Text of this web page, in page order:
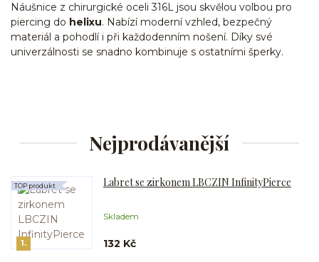
Náušnice z chirurgické oceli 316L jsou skvělou volbou pro
piercing do helixu. Nabízí moderní vzhled, bezpečný
materiál a pohodlí i při každodenním nošení. Díky své
univerzálnosti se snadno kombinuje s ostatními šperky.
Nejprodávanější
1.
Labret se zirkonem LBCZIN InfinityPierce
Skladem
TOP produkt
132 Kč